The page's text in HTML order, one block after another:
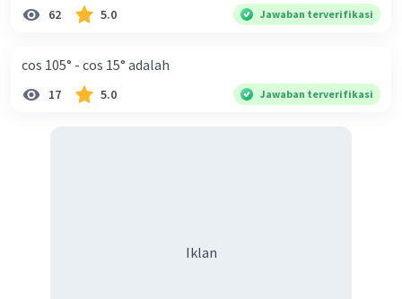
62 5.0 Jawaban terverifikasi
cos 105° - cos 15° adalah
17 5.0 Jawaban terverifikasi
Iklan